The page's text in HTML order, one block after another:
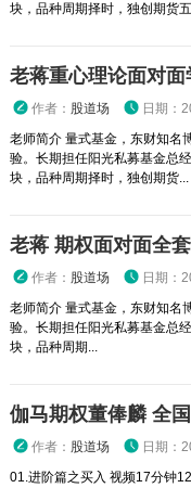
块，品种周期择时，独创期货
老蒋重心理论面对
作者： 股道场 日期：
老师简介 量式基金，东财知名
验。长期担任阳光私募基金总
块，品种周期择时，独创期货...
老蒋 期权面对面全
作者： 股道场 日期：
老师简介 量式基金，东财知名
验。长期担任阳光私募基金总
块，品种周期...
作者： 股道场 日期：
01.进阶篇之买入 视频17分钟